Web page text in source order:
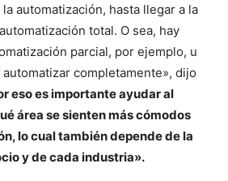
automatización, hasta llegar a la
total. O sea, hay
parcial, por ejemplo, u
completamente», dijo
eso es importante ayudar al
área se sienten más cómodos
lo cual también depende de la
y de cada industria».